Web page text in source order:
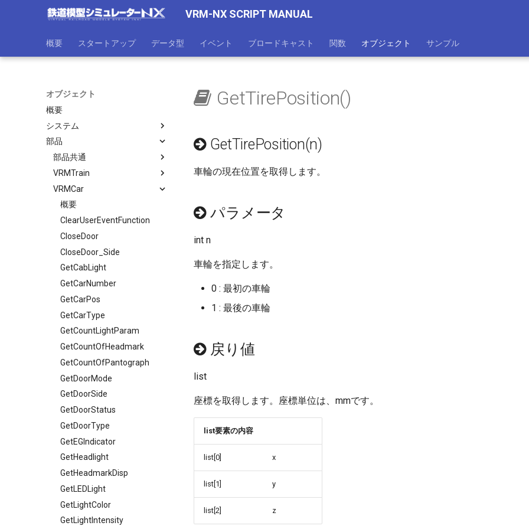
VRM-NX SCRIPT MANUAL
概要 スタートアップ データ型 イベント ブロードキャスト 関数 オブジェクト サンプル
オブジェクト
概要
システム
部品
部品共通
VRMTrain
VRMCar
概要
ClearUserEventFunction
CloseDoor
CloseDoor_Side
GetCabLight
GetCarNumber
GetCarPos
GetCarType
GetCountLightParam
GetCountOfHeadmark
GetCountOfPantograph
GetDoorMode
GetDoorSide
GetDoorStatus
GetDoorType
GetEGIndicator
GetHeadlight
GetHeadmarkDisp
GetLEDLight
GetLightColor
GetLightIntensity
GetTirePosition()
GetTirePosition(n)
車輪の現在位置を取得します。
パラメータ
int n
車輪を指定します。
0 : 最初の車輪
1 : 最後の車輪
戻り値
list
座標を取得します。座標単位は、mmです。
list要素の内容
list[0] x
list[1] y
list[2] z